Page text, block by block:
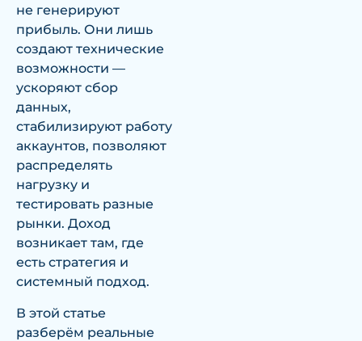
не генерируют
прибыль. Они лишь
создают технические
возможности —
ускоряют сбор
данных,
стабилизируют работу
аккаунтов, позволяют
распределять
нагрузку и
тестировать разные
рынки. Доход
возникает там, где
есть стратегия и
системный подход.
В этой статье
разберём реальные